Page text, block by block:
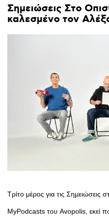
Σημειώσεις Στο
καλεσμένο τον
Τρίτο μέρος για τις Σημειώσεις
MyPodcasts του Avopolis, εκεί